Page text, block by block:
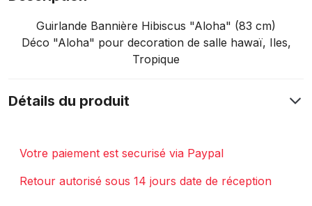
Guirlande Bannière Hibiscus "Aloha" (83 cm)
Déco "Aloha" pour decoration de salle hawaï, Iles,
Tropique
Détails du produit
Votre paiement est securisé via Paypal
Retour autorisé sous 14 jours date de réception